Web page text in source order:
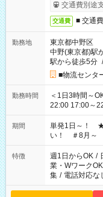
交通費別途
交通費 ■ 交通
勤務地
東京都中野区
中野(東京都)駅
駅から徒歩5分
■物流センタ
勤務時間
＜1日3時間～OK！＞ ▼ 例えば… ▼ 15:00～
22:00 17:00～22:00 など こちら以外の
ださい！
期間
単発1日～！ ★
い！ ＃8月～
特徴 週1日からOK /
業・WワークOK
集 / 電話対応な